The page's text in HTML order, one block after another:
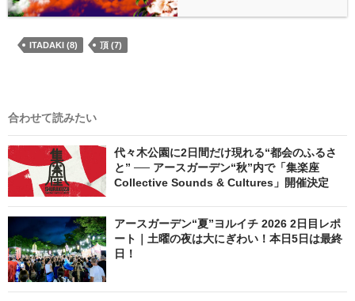
ITADAKI (8) 頂 (7)
合わせて読みたい
代々木公園に2日間だけ現れる“都会のふるさ
と” ── アースガーデン“秋”内で「集楽座
Collective Sounds & Cultures」開催決定
アースガーデン“夏”ヨルイチ 2026 2日目レポ
ート｜土曜の夜は大にぎわい！本日5日は最終
日！